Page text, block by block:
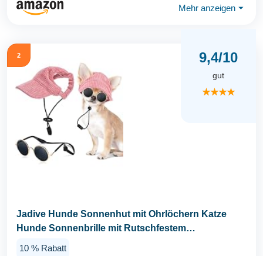
Mehr anzeigen ⏷
2 9,4/10
gut
★★★★
Jadive Hunde Sonnenhut mit Ohrlöchern Katze
Hunde Sonnenbrille mit Rutschfestem
10 % Rabatt